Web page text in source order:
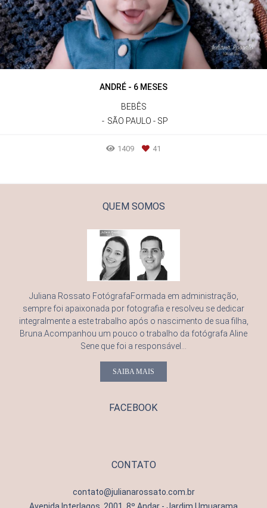
ANDRÉ - 6 MESES
BEBÊS
SÃO PAULO - SP
1409 41
QUEM SOMOS
Juliana Rossato FotógrafaFormada em administração,
sempre foi apaixonada por fotografia e resolveu se dedicar
integralmente a este trabalho após o nascimento de sua filha,
Bruna.Acompanhou um pouco o trabalho da fotógrafa Aline
Sene que foi a responsável...
SAIBA MAIS
FACEBOOK
CONTATO
contato@julianarossato.com.br